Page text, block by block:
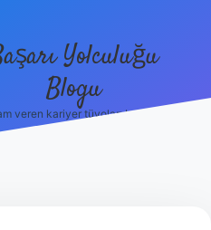
Yolculuğu
Blogu
veren kariyer tüyoları burada!